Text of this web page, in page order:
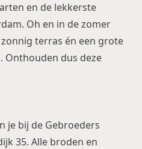
en de lekkerste
. Oh en in de zomer
terras én een grote
Onthouden dus deze
je bij de Gebroeders
35. Alle broden en